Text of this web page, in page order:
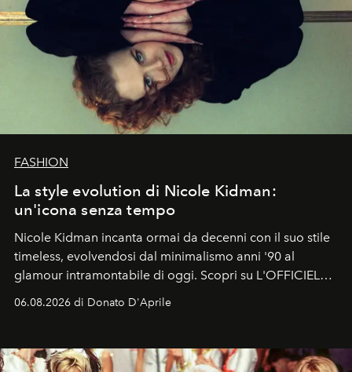
FASHION
La style evolution di Nicole Kidman:
un'icona senza tempo
Nicole Kidman incanta ormai da decenni con il suo stile
timeless, evolvendosi dal minimalismo anni '90 al
glamour intramontabile di oggi. Scopri su L'OFFICIEL
06.08.2026 di Donato D'Aprile